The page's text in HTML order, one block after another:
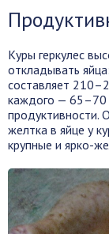
Куры геркулес
откладывать
составляет
каждого — 65–70
продуктивности.
желтка в яйце у
крупные и ярко-